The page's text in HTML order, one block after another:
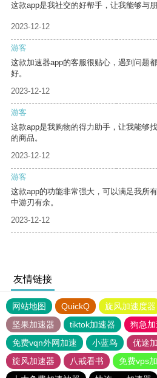
这款app是我社交的好帮手，让我能够与
2023-12-12
游客
这款加速器app的客服很贴心，遇到问题
好。
2023-12-12
游客
这款app是我购物的得力助手，让我能够
的商品。
2023-12-12
游客
这款app的功能非常强大，可以满足我所
中游刃有余。
2023-12-12
友情链接
网站地图 QuickQ 旋风加速度器
坚果加速器
tiktok加速器
狗急
免费vqn外网加速
小蓝鸟 优途
旋风加速器
八戒看书
免费vps